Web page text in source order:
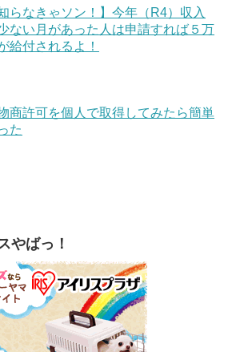
知らなきゃソン！】今年（R4）収入
ない月があった人は申請すれば５万
給付されるよ！
商許可を個人で取得してみたら簡単
た
やばっ！